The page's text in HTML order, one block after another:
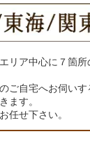
リア中心に７箇
ご自宅へお伺い
ます。
任せ下さい。